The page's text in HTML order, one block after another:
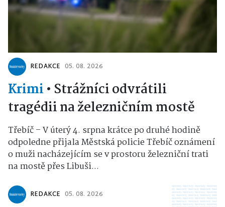
REDAKCE 05. 08. 2026
Krimi • Strážníci odvrátili
tragédii na železničním mostě
Třebíč – V úterý 4. srpna krátce po druhé hodině
odpoledne přijala Městská policie Třebíč oznámení
o muži nacházejícím se v prostoru železniční trati
na mostě přes Libuši...
REDAKCE 05. 08. 2026